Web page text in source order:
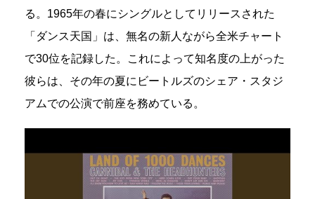
る。1965年の春にシングルとしてリリースされた
「ダンス天国」は、無名の新人ながら全米チャート
で30位を記録した。これによって知名度の上がった
彼らは、その年の夏にビートルズのシェア・スタジ
アムでの公演で前座を務めている。